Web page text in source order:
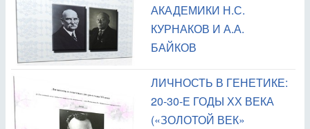
АКАДЕМИКИ Н.С.
КУРНАКОВ И А.А.
БАЙКОВ
ЛИЧНОСТЬ В ГЕНЕТИКЕ:
20-30-Е ГОДЫ ХХ ВЕКА
(«ЗОЛОТОЙ ВЕК»